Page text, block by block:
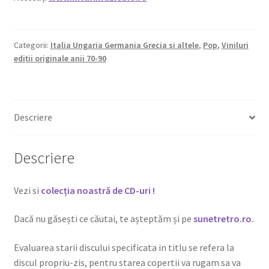
Categorii: Italia Ungaria Germania Grecia si altele, Pop, Viniluri
ediții originale anii 70-90
Descriere
Descriere
Vezi si colecția noastră de CD-uri !
Dacă nu găsești ce căutai, te așteptăm și pe sunetretro.ro.
Evaluarea starii discului specificata in titlu se refera la
discul propriu-zis, pentru starea copertii va rugam sa va